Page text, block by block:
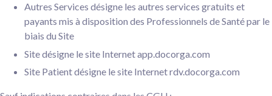
Autres Services désigne les autres services gratuits et
payants mis à disposition des Professionnels de Santé par le
biais du Site
Site désigne le site Internet app.docorga.com
Site Patient désigne le site Internet rdv.docorga.com